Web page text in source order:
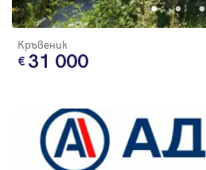
Кръвеник
31 000